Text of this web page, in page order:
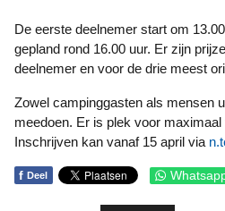
De eerste deelnemer start om 13.00 uur. De prijsuitreiking staat
gepland rond 16.00 uur. Er zijn
deelnemer en voor de drie meest
Zowel campinggasten als mensen uit de regio kunnen
meedoen. Er is plek voor
Inschrijven kan vanaf 15 april via
f Deel